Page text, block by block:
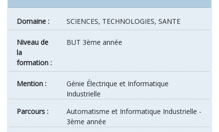
Domaine : SCIENCES, TECHNOLOGIES, SANTE
Niveau de
la
formation :
BUT 3ème année
Mention :
Génie Électrique et Informatique
Industrielle
Parcours :
Automatisme et Informatique Industrielle -
3ème année